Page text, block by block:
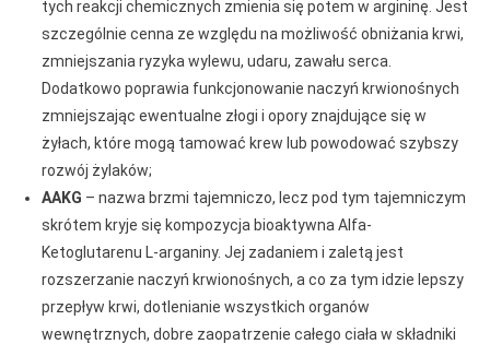
tych reakcji chemicznych zmienia się potem w argininę. Jest
szczególnie cenna ze względu na możliwość obniżania krwi,
zmniejszania ryzyka wylewu, udaru, zawału serca.
Dodatkowo poprawia funkcjonowanie naczyń krwionośnych
zmniejszając ewentualne złogi i opory znajdujące się w
żyłach, które mogą tamować krew lub powodować szybszy
rozwój żylaków;
AAKG – nazwa brzmi tajemniczo, lecz pod tym tajemniczym
skrótem kryje się kompozycja bioaktywna Alfa-
Ketoglutarenu L-arganiny. Jej zadaniem i zaletą jest
rozszerzanie naczyń krwionośnych, a co za tym idzie lepszy
przepływ krwi, dotlenianie wszystkich organów
wewnętrznych, dobre zaopatrzenie całego ciała w składniki